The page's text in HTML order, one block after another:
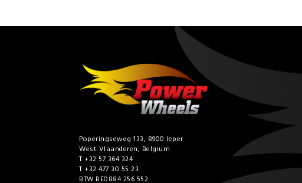
Poperingseweg 133, 8900 Ieper
West-Vlaanderen, Belgium
T +32 57 364 324
T +32 477 30 55 23
BTW BE0884 256 552